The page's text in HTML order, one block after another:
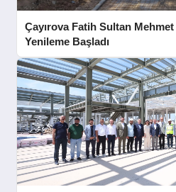
Çayırova Fatih Sultan Mehmet
Yenileme Başladı